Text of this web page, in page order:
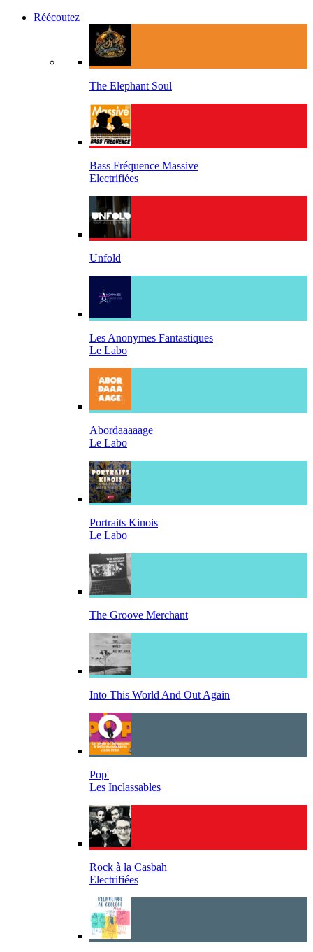
Réécoutez
The Elephant Soul
Bass Fréquence Massive
Electrifiées
Unfold
Les Anonymes Fantastiques
Le Labo
Abordaaaaage
Le Labo
Portraits Kinois
Le Labo
The Groove Merchant
Into This World And Out Again
Pop'
Les Inclassables
Rock à la Casbah
Electrifiées